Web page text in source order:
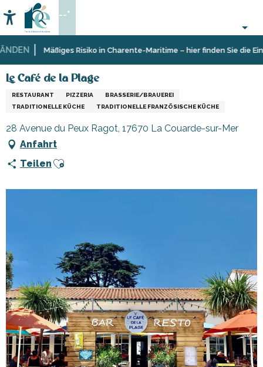
au
contenu
principal Mäßiges Risiko in Charente-Maritime – hier finden Sie die
Accessibilité
Suche
--°
Startseite
EssenRestaurantsRestaurantsLe Café de la Plage
Le Café de la Plage
RESTAURANT PIZZERIA
BRASSERIE/BRAUEREI
TRADITIONELLE KÜCHE
TRADITIONELLE FRANZÖSISCHE KÜCHE
28 Avenue du Peux Ragot, 17670 La Couarde-sur-Mer
Anfahrt
Teilen Ajouter aux favoris